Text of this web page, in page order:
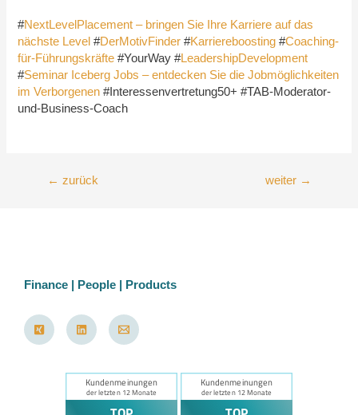
#NextLevelPlacement – bringen Sie Ihre Karriere auf das
nächste Level #DerMotivFinder #Karriereboosting #Coaching-
für-Führungskräfte #YourWay #LeadershipDevelopment
#Seminar Iceberg Jobs – entdecken Sie die Jobmöglichkeiten
im Verborgenen #Interessenvertretung50+ #TAB-Moderator-
und-Business-Coach
Beitragsnavigation
← zurück weiter →
Finance | People | Products